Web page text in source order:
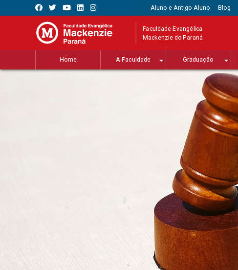
Aluno e Antigo Aluno Blog
Faculdade Evangélica
Mackenzie do Paraná
Home A Faculdade Graduação